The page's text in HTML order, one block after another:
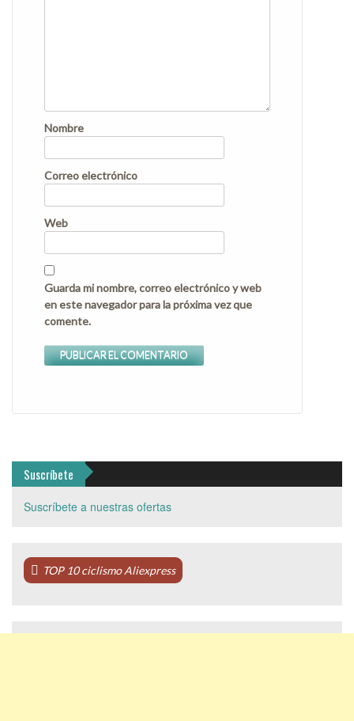
Nombre
Correo electrónico
Web
Guarda mi nombre, correo electrónico y web
en este navegador para la próxima vez que
comente.
Suscríbete
Suscríbete a nuestras ofertas
TOP 10 ciclismo Aliexpress